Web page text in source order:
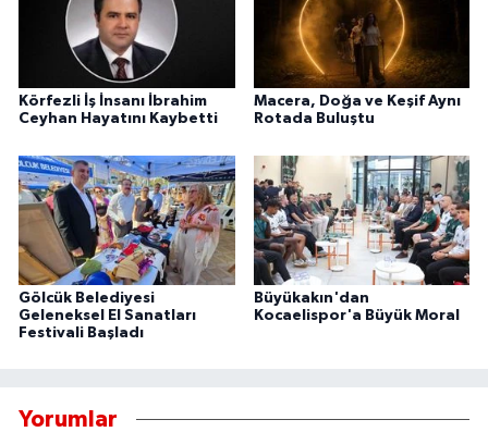
Körfezli İş İnsanı İbrahim
Ceyhan Hayatını Kaybetti
Macera, Doğa ve Keşif Aynı
Rotada Buluştu
Gölcük Belediyesi
Geleneksel El Sanatları
Festivali Başladı
Büyükakın'dan
Kocaelispor'a Büyük Moral
Yorumlar